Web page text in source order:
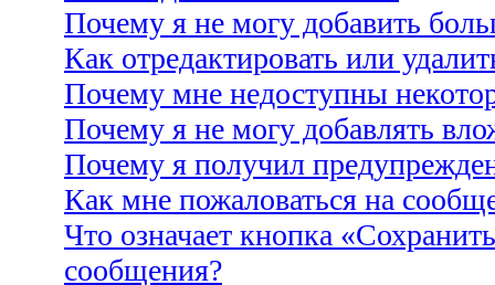
Почему я не могу добавить
Как отредактировать или
Почему мне недоступны
Почему я не могу добавлять
Почему я получил
Как мне пожаловаться на
Что означает кнопка
сообщения?